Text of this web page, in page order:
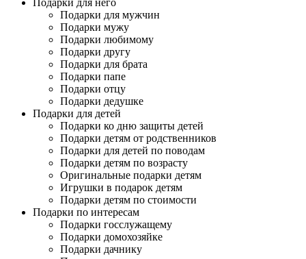
Подарки для него
Подарки для мужчин
Подарки мужу
Подарки любимому
Подарки другу
Подарки для брата
Подарки папе
Подарки отцу
Подарки дедушке
Подарки для детей
Подарки ко дню защиты детей
Подарки детям от родственников
Подарки для детей по поводам
Подарки детям по возрасту
Оригинальные подарки детям
Игрушки в подарок детям
Подарки детям по стоимости
Подарки по интересам
Подарки госслужащему
Подарки домохозяйке
Подарки дачнику